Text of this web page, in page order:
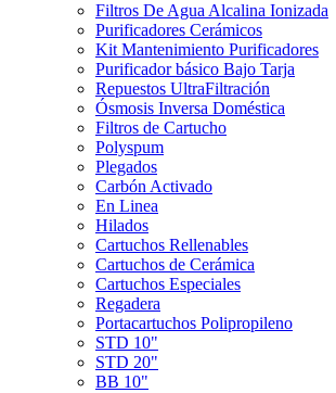
Filtros De Agua Alcalina Ionizada
Purificadores Cerámicos
Kit Mantenimiento Purificadores
Purificador básico Bajo Tarja
Repuestos UltraFiltración
Ósmosis Inversa Doméstica
Filtros de Cartucho
Polyspum
Plegados
Carbón Activado
En Linea
Hilados
Cartuchos Rellenables
Cartuchos de Cerámica
Cartuchos Especiales
Regadera
Portacartuchos Polipropileno
STD 10"
STD 20"
BB 10"